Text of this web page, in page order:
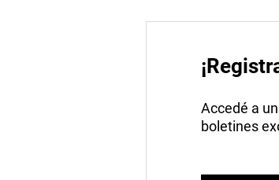
Accedé a
boletines